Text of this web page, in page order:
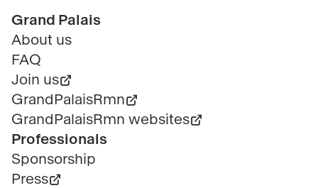
Co-conception
Production
Other
information
À propos de Milosh Łuczyński
Pied
de
page
Grand Palais
About us
FAQ
Join us
GrandPalaisRmn
GrandPalaisRmn websites
Professionals
Sponsorship
Press